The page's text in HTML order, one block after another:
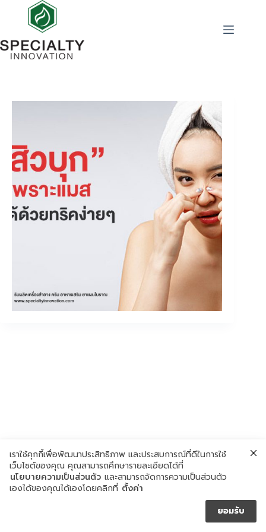
เราใช้คุกกี้เพื่อพัฒนาประสิทธิภาพ และประสบการณ์ที่ดีในการใช้
เว็บไซต์ของคุณ คุณสามารถศึกษารายละเอียดได้ที่
นโยบายความเป็นส่วนตัว และสามารถจัดการความเป็นส่วนตัว
เองได้ของคุณได้เองโดยคลิกที่ ตั้งค่า
ยอมรับ